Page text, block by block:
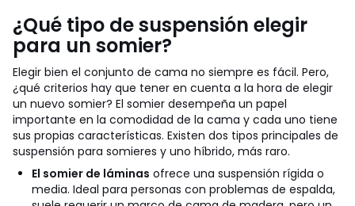
¿Qué tipo de suspensión elegir
para un somier?
Elegir bien el conjunto de cama no siempre es fácil. Pero,
¿qué criterios hay que tener en cuenta a la hora de elegir
un nuevo somier? El somier desempeña un papel
importante en la comodidad de la cama y cada uno tiene
sus propias características. Existen dos tipos principales de
suspensión para somieres y uno híbrido, más raro.
El somier de láminas ofrece una suspensión rígida o
media. Ideal para personas con problemas de espalda,